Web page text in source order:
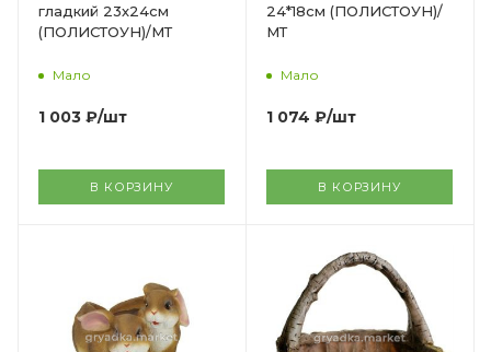
гладкий 23х24см
(ПОЛИСТОУН)/МТ
Мало
1 003 ₽/шт
В КОРЗИНУ
24*18см (ПОЛИСТОУН)/
МТ
Мало
1 074 ₽/шт
В КОРЗИНУ